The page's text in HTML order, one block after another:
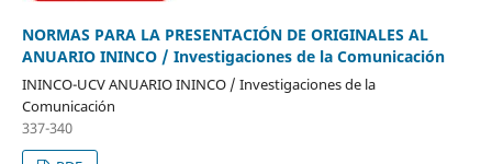
NORMAS PARA LA PRESENTACIÓN DE ORIGINALES AL
ANUARIO ININCO / Investigaciones de la Comunicación
ININCO-UCV ANUARIO ININCO / Investigaciones de la
Comunicación
337-340